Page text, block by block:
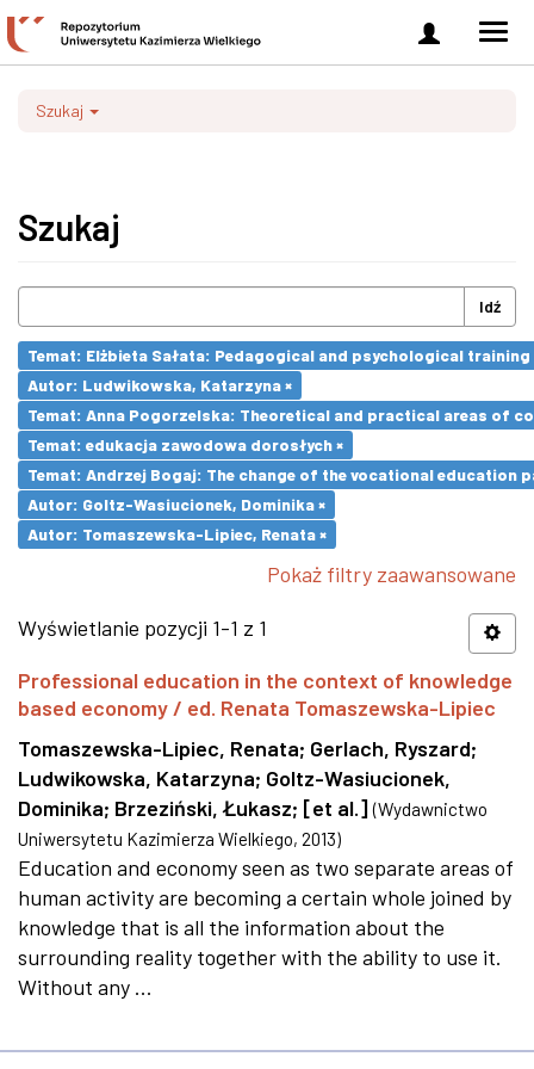
Zaloguj
się
Szukaj
Szukaj
Idź
Temat: Elżbieta Sałata: Pedagogical and psychological
Autor: Ludwikowska, Katarzyna ×
Temat: Anna Pogorzelska: Theoretical and practical areas of
Temat: edukacja zawodowa dorosłych ×
Temat: Andrzej Bogaj: The change of the vocational education
Autor: Goltz-Wasiucionek, Dominika ×
Autor: Tomaszewska-Lipiec, Renata ×
Pokaż filtry zaawansowane
Wyświetlanie pozycji 1-1 z 1
Professional education in the context of knowledge
based economy / ed. Renata Tomaszewska-Lipiec
Tomaszewska-Lipiec, Renata; Gerlach, Ryszard;
Ludwikowska, Katarzyna; Goltz-Wasiucionek,
Dominika; Brzeziński, Łukasz; [et al.] (Wydawnictwo
Uniwersytetu Kazimierza Wielkiego, 2013)
Education and economy seen as two separate areas of
human activity are becoming a certain whole joined by
knowledge that is all the information about the
surrounding reality together with the ability to use it.
Without any ...